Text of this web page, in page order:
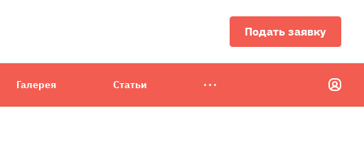
Подать заявку
Галерея Статьи